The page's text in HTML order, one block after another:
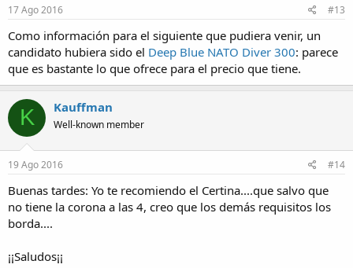
17 Ago 2016 #13
Como información para el siguiente que pudiera venir, un
candidato hubiera sido el Deep Blue NATO Diver 300: parece
que es bastante lo que ofrece para el precio que tiene.
K Kauffman
Well-known member
19 Ago 2016 #14
Buenas tardes: Yo te recomiendo el Certina....que salvo que
no tiene la corona a las 4, creo que los demás requisitos los
borda....
¡¡Saludos¡¡